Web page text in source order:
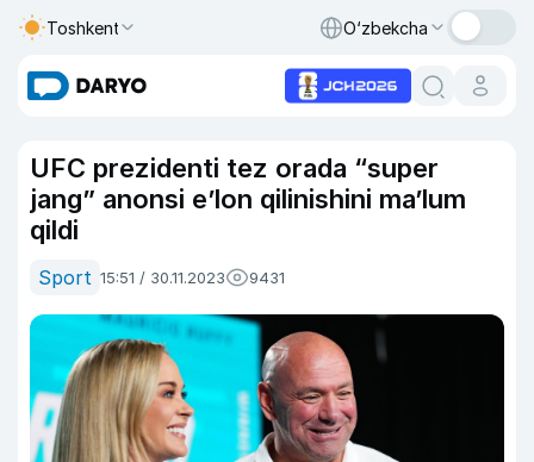
Toshkent O‘zbekcha
UFC prezidenti tez orada “super
jang” anonsi e’lon qilinishini ma’lum
qildi
Sport 15:51 / 30.11.2023 9431